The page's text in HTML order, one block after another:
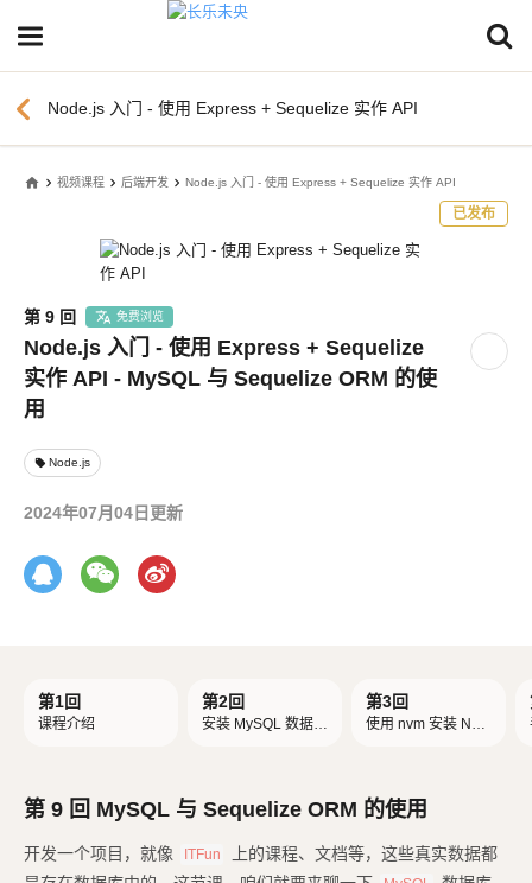
chevron_left Node.js 入门 - 使用 Express + Sequelize 实作 API
home 视频课程 后端开发 Node.js 入门 - 使用 Express + Sequelize 实作 API
已发布
第 9 回 免费浏览
Node.js 入门 - 使用 Express + Sequelize
实作 API - MySQL 与 Sequelize ORM 的使
用
local_offer Node.js
2024年07月04日更新
第1回
课程介绍
第2回
安装 MySQL 数据库
第3回
使用 nvm 安装 Nod
第 9 回 MySQL 与 Sequelize ORM 的使用
开发一个项目，就像 ITFun
上的课程、文档等，这些真实数据都